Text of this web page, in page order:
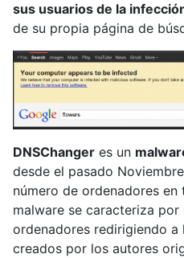
sus usuarios de la
de su propia página de
DNSChanger es un
desde el pasado
número de ordenadores
malware se caracteriza por
ordenadores redirigiendo a
creados por los autores